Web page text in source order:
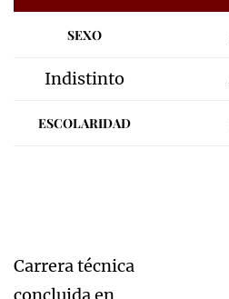
SEXO
Indistinto
ESCOLARIDAD
Carrera técnica